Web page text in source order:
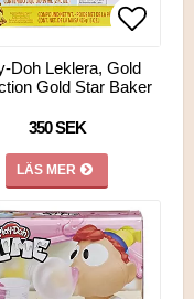
favoritlistan
favoritlistanLägg
Lägg
Doh Leklera, Gold
Gold Star Baker
350 SEK
LÄS MER